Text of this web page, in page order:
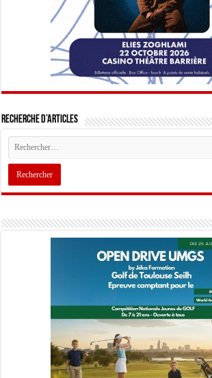
Recherche d’articles